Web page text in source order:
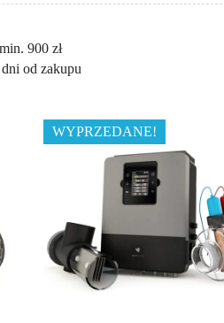
900 zł
od zakupu
WYPRZEDANE!